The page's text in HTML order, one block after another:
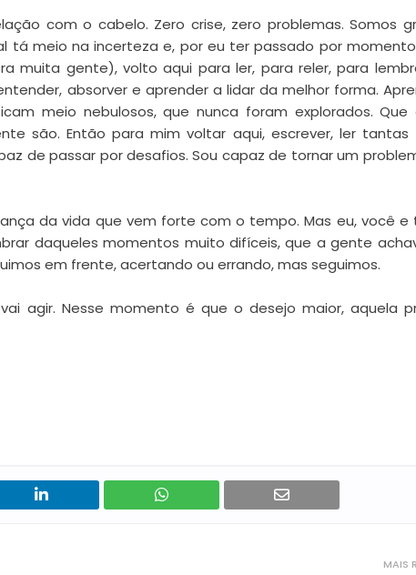
com o cabelo. Zero crise, zero problemas. Somos
tá meio na incerteza e, por eu ter passado por
muita gente), volto aqui para ler, para reler, para
absorver e aprender a lidar da melhor forma.
meio nebulosos, que nunca foram explorados. Que
são. Então para mim voltar aqui, escrever, ler tantas
de passar por desafios. Sou capaz de tornar um
da vida que vem forte com o tempo. Mas eu, você e
daqueles momentos muito difíceis, que a gente
em frente, acertando ou errando, mas seguimos.
agir. Nesse momento é que o desejo maior, aquela
MAIS